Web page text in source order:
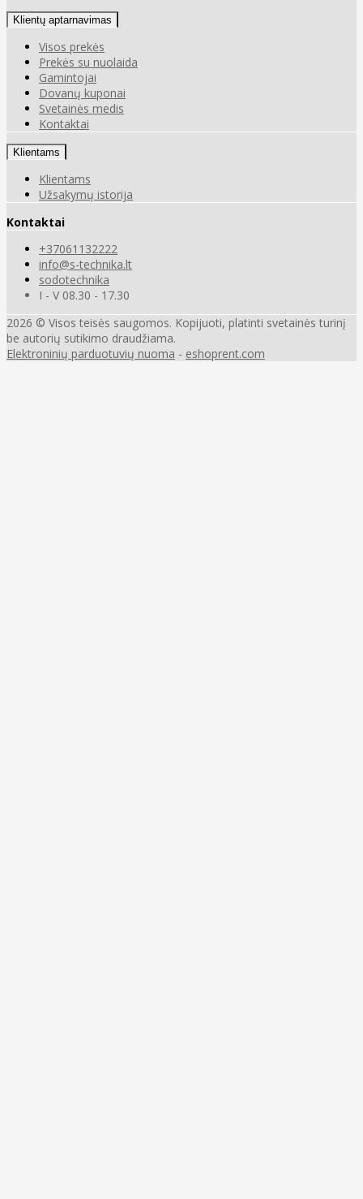
Klientų aptarnavimas
Visos prekės
Prekės su nuolaida
Gamintojai
Dovanų kuponai
Svetainės medis
Kontaktai
Klientams
Klientams
Užsakymų istorija
Kontaktai
+37061132222
info@s-technika.lt
sodotechnika
I - V 08.30 - 17.30
2026 © Visos teisės saugomos. Kopijuoti, platinti svetainės turinį
be autorių sutikimo draudžiama.
Elektroninių parduotuvių nuoma - eshoprent.com